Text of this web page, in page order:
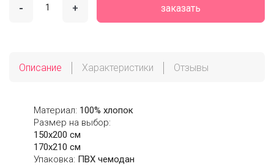
- + заказать
Описание Характеристики Отзывы
Материал: 100% хлопок
Размер на выбор:
150х200 см
170х210 см
Упаковка: ПВХ чемодан